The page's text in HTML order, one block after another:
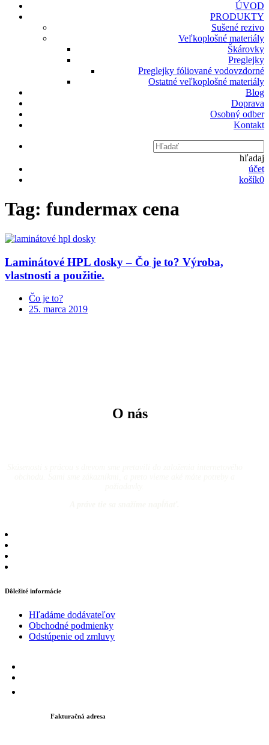
ÚVOD
PRODUKTY
Sušené rezivo
Veľkoplošné materiály
Škárovky
Preglejky
Preglejky fóliované vodovzdorné
Ostatné veľkoplošné materiály
Blog
Doprava
Osobný odber
Kontakt
hľadaj
účet
košík0
Tag: fundermax cena
Laminátové HPL dosky – Čo je to? Výroba,
vlastnosti a použitie.
Čo je to?
25. marca 2019
O nás
Dôležité informácie
Hľadáme dodávateľov
Obchodné podmienky
Odstúpenie od zmluvy
Fakturačná adresa